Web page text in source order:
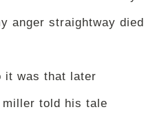
anger straightway died
it was that later
miller told his tale